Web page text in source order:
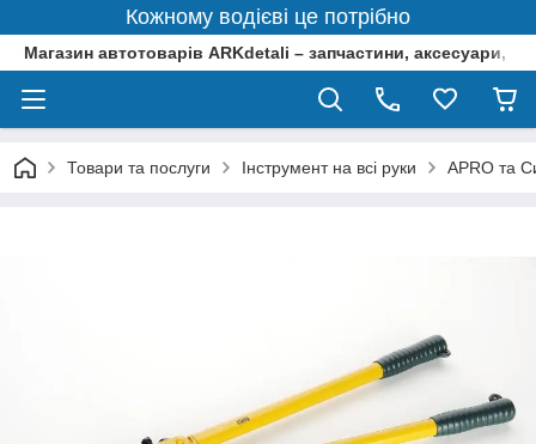
Кожному водієві це потрібно
Магазин автотоварів ARKdetali – запчастини, аксесуари,
Товари та послуги Інструмент на всі руки APRO та